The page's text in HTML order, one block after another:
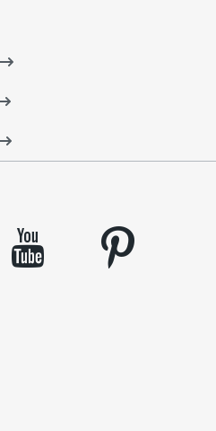
youtube
pinterest